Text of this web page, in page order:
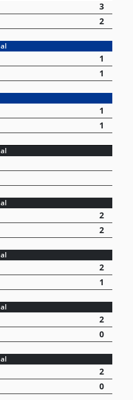
3
2
1
1
1
1
2
2
2
1
2
0
2
0